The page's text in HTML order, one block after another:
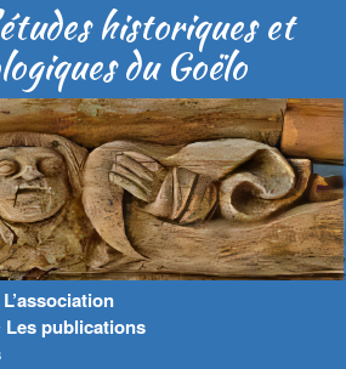
historiques et
du Goëlo
L’association
Les publications